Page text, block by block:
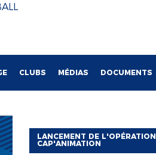
CLUBS MÉDIAS DOCUMENTS
LANCEMENT DE L'OPÉRATION
CAP'ANIMATION